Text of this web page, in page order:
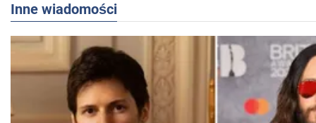
Inne wiadomości